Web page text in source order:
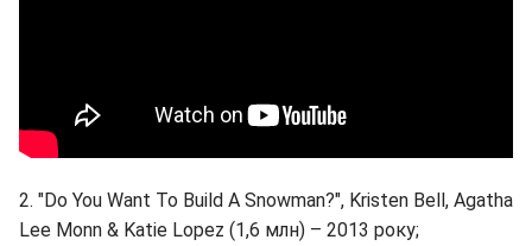
2. "Do You Want To Build A Snowman?", Kristen Bell, Agatha
Lee Monn & Katie Lopez (1,6 млн) – 2013 року;